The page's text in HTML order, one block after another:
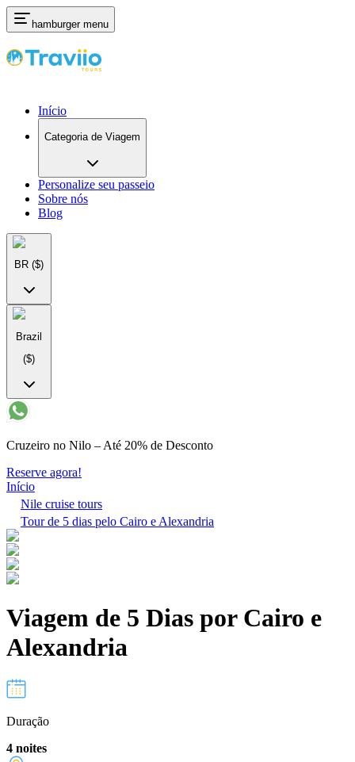
hamburger menu
Início
Categoria de Viagem
Personalize seu passeio
Sobre nós
Blog
BR ($)
Brazil
($)
Cruzeiro no Nilo – Até 20% de Desconto
Reserve agora!
Início
Nile cruise tours
Tour de 5 dias pelo Cairo e Alexandria
Viagem de 5 Dias por Cairo e
Alexandria
Duração
4 noites